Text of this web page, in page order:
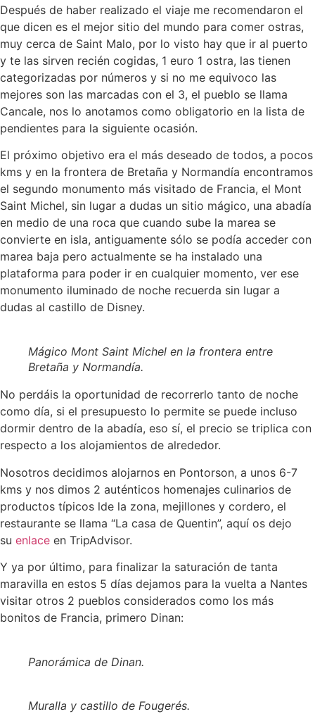
Después de haber realizado el viaje me recomendaron el
que dicen es el mejor sitio del mundo para comer ostras,
muy cerca de Saint Malo, por lo visto hay que ir al puerto
y te las sirven recién cogidas, 1 euro 1 ostra, las tienen
categorizadas por números y si no me equivoco las
mejores son las marcadas con el 3, el pueblo se llama
Cancale, nos lo anotamos como obligatorio en la lista de
pendientes para la siguiente ocasión.
El próximo objetivo era el más deseado de todos, a pocos
kms y en la frontera de Bretaña y Normandía encontramos
el segundo monumento más visitado de Francia, el Mont
Saint Michel, sin lugar a dudas un sitio mágico, una abadía
en medio de una roca que cuando sube la marea se
convierte en isla, antiguamente sólo se podía acceder con
marea baja pero actualmente se ha instalado una
plataforma para poder ir en cualquier momento, ver ese
monumento iluminado de noche recuerda sin lugar a
dudas al castillo de Disney.
Mágico Mont Saint Michel en la frontera entre
Bretaña y Normandía.
No perdáis la oportunidad de recorrerlo tanto de noche
como día, si el presupuesto lo permite se puede incluso
dormir dentro de la abadía, eso sí, el precio se triplica con
respecto a los alojamientos de alrededor.
Nosotros decidimos alojarnos en Pontorson, a unos 6-7
kms y nos dimos 2 auténticos homenajes culinarios de
productos típicos lde la zona, mejillones y cordero, el
restaurante se llama “La casa de Quentin”, aquí os dejo
su enlace en TripAdvisor.
Y ya por último, para finalizar la saturación de tanta
maravilla en estos 5 días dejamos para la vuelta a Nantes
visitar otros 2 pueblos considerados como los más
bonitos de Francia, primero Dinan:
Panorámica de Dinan.
Muralla y castillo de Fougerés.